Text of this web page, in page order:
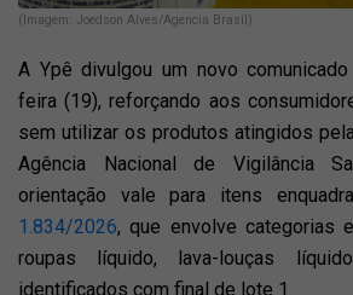
(Imagem: Joedson Alves/Agencia Brasil).
A Ypê divulgou um novo
feira (19), reforçando aos
sem utilizar os produtos atingidos
Agência Nacional de Vigilância
orientação vale para itens
1.834/2026, que envolve categorias
roupas líquido, lava-louças
identificados com final de lote 1.